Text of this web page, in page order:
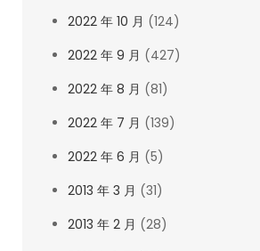
2022 年 10 月 (124)
2022 年 9 月 (427)
2022 年 8 月 (81)
2022 年 7 月 (139)
2022 年 6 月 (5)
2013 年 3 月 (31)
2013 年 2 月 (28)